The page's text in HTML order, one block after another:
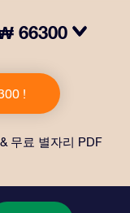
66300
로 발송되고 디지
이용할 수 있습니
사람에게 영원히
!
무료 별자리 PDF